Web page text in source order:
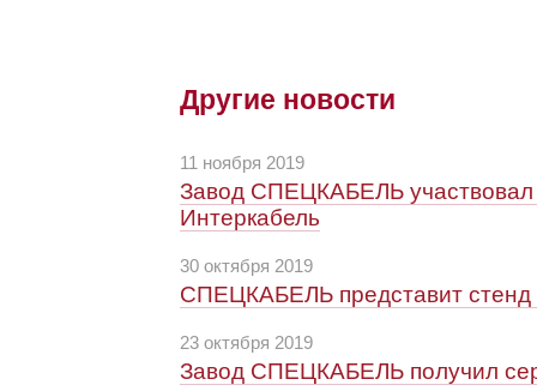
Другие новости
11 ноября 2019
Завод СПЕЦКАБЕЛЬ
Интеркабель
30 октября 2019
СПЕЦКАБЕЛЬ представит стенд
23 октября 2019
Завод СПЕЦКАБЕЛЬ получил